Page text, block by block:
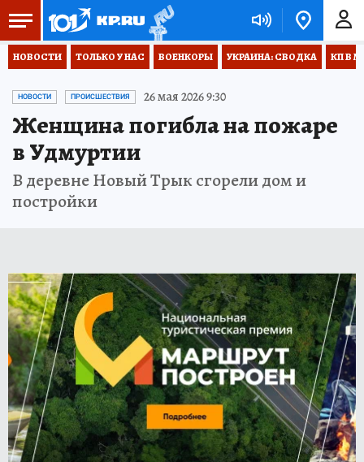
НОВОСТИ ТОЛЬКО У НАС ВОЕНКОРЫ УКРАИНА: СВОДКА КП В
НОВОСТИ ПРОИСШЕСТВИЯ 26 мая 2026 9:30
Женщина погибла на пожаре
в Удмуртии
В деревне Новый Трык сгорели дом и
постройки